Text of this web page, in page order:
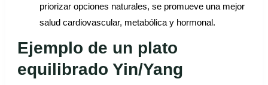
priorizar opciones naturales, se promueve una mejor
salud cardiovascular, metabólica y hormonal.
Ejemplo de un plato
equilibrado Yin/Yang